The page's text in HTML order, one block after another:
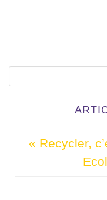
e
« Recycler,